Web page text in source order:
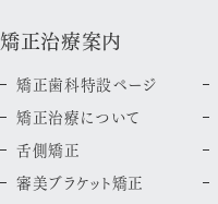
矯正治療案内
矯正歯科特設ページ
矯正治療について
舌側矯正
審美ブラケット矯正